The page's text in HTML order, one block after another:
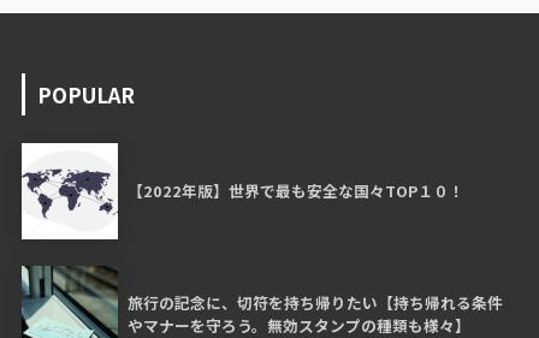
POPULAR
【2022年版】世界で最も安全な国々TOP１０！
旅行の記念に、切符を持ち帰りたい【持ち帰れる条件
やマナーを守ろう。無効スタンプの種類も様々】